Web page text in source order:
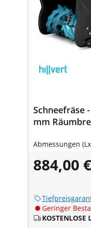
Schneefräse
mm
Abmessungen
884,00 €
Geringer
KOSTENLOSE